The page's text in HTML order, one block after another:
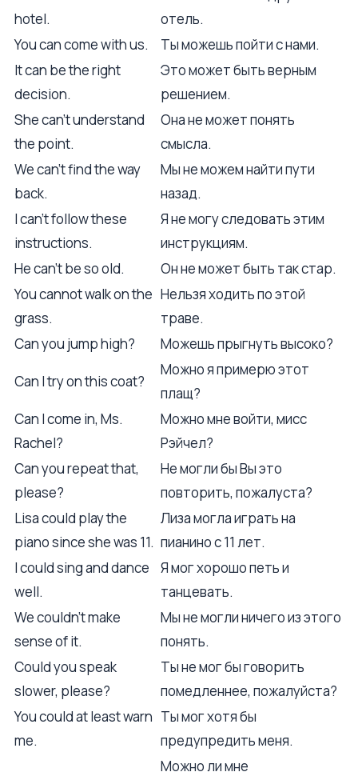
hotel.
отель.
You can come with us.
Ты можешь пойти с нами.
It can be the right
decision.
Это может быть верным
решением.
She can't understand
the point.
Она не может понять
смысла.
We can't find the way
back.
Мы не можем найти пути
назад.
I can't follow these
instructions.
Я не могу следовать этим
инструкциям.
He can't be so old.
Он не может быть так стар.
You cannot walk on the
grass.
Нельзя ходить по этой
траве.
Can you jump high?
Можешь прыгнуть высоко?
Can I try on this coat?
Можно я примерю этот
плащ?
Can I come in, Ms.
Rachel?
Можно мне войти, мисс
Рэйчел?
Can you repeat that,
please?
Не могли бы Вы это
повторить, пожалуста?
Lisa could play the
piano since she was 11.
Лиза могла играть на
пианино с 11 лет.
I could sing and dance
well.
Я мог хорошо петь и
танцевать.
We couldn't make
sense of it.
Мы не могли ничего из этого
понять.
Could you speak
slower, please?
Ты не мог бы говорить
помедленнее, пожалуйста?
You could at least warn
me.
Ты мог хотя бы
предупредить меня.
Можно ли мне